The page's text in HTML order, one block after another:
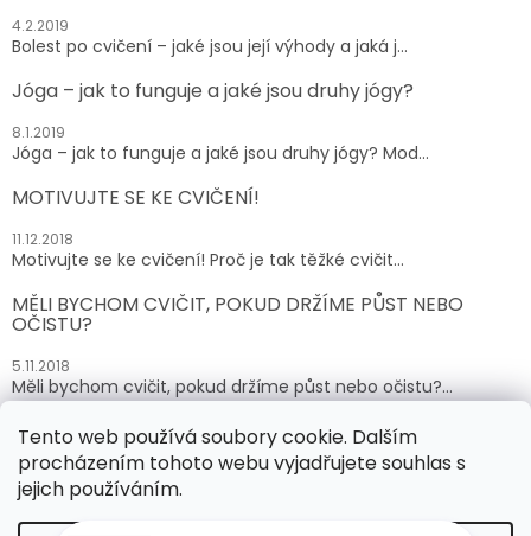
Tento web používá soubory cookie. Dalším
procházením tohoto webu vyjadřujete souhlas s
jejich používáním.
4.2.2019
Bolest po cvičení – jaké jsou její výhody a jaká j...
Jóga – jak to funguje a jaké jsou druhy jógy?
8.1.2019
Jóga – jak to funguje a jaké jsou druhy jógy? Mod...
MOTIVUJTE SE KE CVIČENÍ!
11.12.2018
Motivujte se ke cvičení! Proč je tak těžké cvičit...
MĚLI BYCHOM CVIČIT, POKUD DRŽÍME PŮST NEBO
OČISTU?
5.11.2018
Měli bychom cvičit, pokud držíme půst nebo očistu?...
ARCHIV